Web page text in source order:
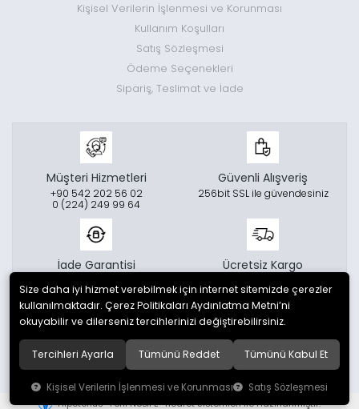
Kişisel Verilerin İşlenmesi ve Korunması
Kullanım Koşulları
Satış Sözleşmesi
Ödeme Seçenekleri
Sipariş, Teslimat ve İade
Müşteri Hizmetleri
+90 542 202 56 02
0 (224) 249 99 64
Güvenli Alışveriş
256bit SSL ile güvendesiniz
İade Garantisi Ücretsiz Kargo
alışverişlerinizde ücretsiz
kargo
© 2022Lidoma Home. Tüm hakları saklıdır.
Hipotenüs Yeni Nesil E-Ticaret Sistemleri ile Hazırlanmıştır.
Size daha iyi hizmet verebilmek için internet sitemizde çerezler
kullanılmaktadır. Çerez Politikaları Aydınlatma Metni’ni
okuyabilir ve dilerseniz tercihlerinizi değiştirebilirsiniz.
Tercihleri Ayarla Tümünü Reddet Tümünü Kabul Et
Kişisel Verilerin İşlenmesi ve Korunması Satış Sözleşmesi